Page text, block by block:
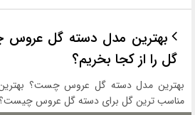
بهترین مدل دسته گل
گل را از کجا بخریم؟
بهترین مدل دسته گل عروس چست؟ بهترین
مناسب ترین گل برای دسته گل عروس